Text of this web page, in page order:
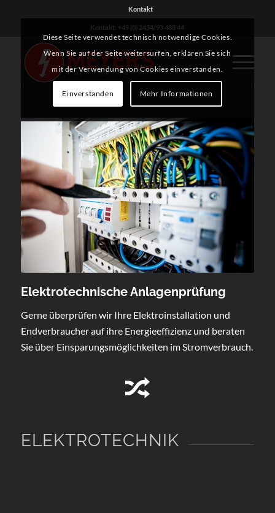
Kontakt
Kontakt: +49 (0) 2454/93 488 44
Elektrotechnische Anlagenprüfung
Gerne überprüfen wir Ihre Elektroinstallation und
Endverbraucher auf ihre Energieeffizienz und beraten
Sie über Einsparungsmöglichkeiten im Stromverbrauch.
ELEKTROTECHNIK
Diese Seite verwendet technisch notwendige Cookies.
Wenn Sie auf der Seite weitersurfen, erklären Sie sich
mit der Verwendung von Cookies einverstanden.
Einverstanden Mehr Informationen